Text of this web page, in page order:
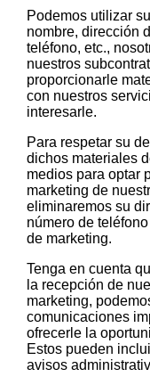
Podemos utilizar
nombre, dirección
teléfono, etc.,
nuestros
proporcionarle
con nuestros
interesarle.
Para respetar su
dichos materiales
medios para optar
marketing de
eliminaremos su
número de
de marketing.
Tenga en cuenta
la recepción de
marketing,
comunicaciones
ofrecerle la
Estos pueden
avisos